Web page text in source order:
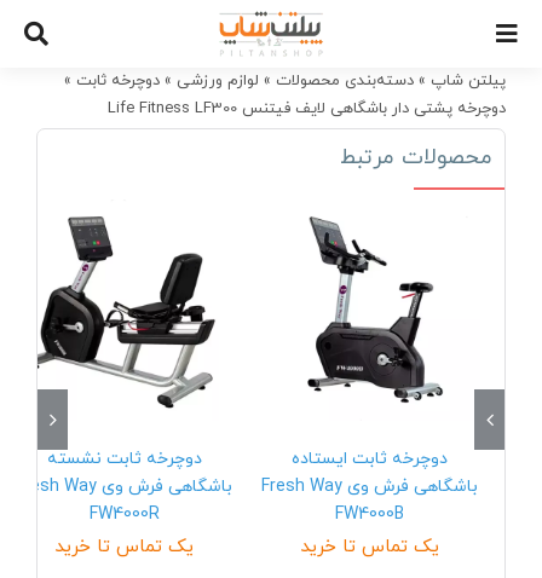
contentپیلتن شاپ » دسته‌بندی محصولات » لوازم ورزشی » دوچرخه ثابت »
دوچرخه پشتی دار باشگاهی لایف فیتنس Life Fitness LF300
محصولات مرتبط
دوچرخه ثابت ایستاده
باشگاهی فرش وی Fresh Way
FW4000B
یک تماس تا خرید
دوچرخه ثابت نشسته
باشگاهی فرش وی Fresh Way
FW4000R
یک تماس تا خرید